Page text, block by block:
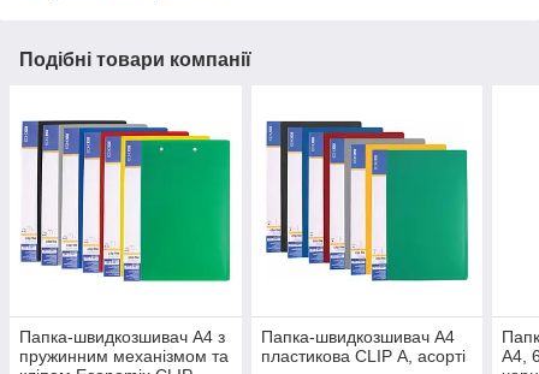
Подібні товари компанії
Папка-швидкозшивач А4 з
пружинним механізмом та
Папка-швидкозшивач А4
пластикова CLIP А, асорті
А4,